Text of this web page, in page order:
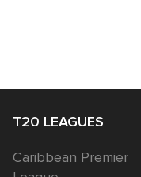
T20 LEAGUES
Caribbean Premier